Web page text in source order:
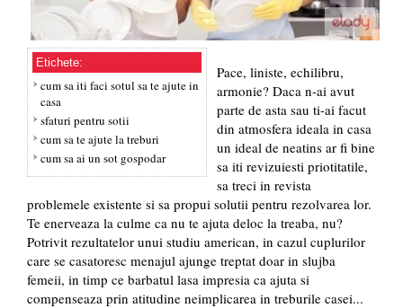
Etichete:
cum sa iti faci sotul sa te ajute in
casa
sfaturi pentru sotii
cum sa te ajute la treburi
cum sa ai un sot gospodar
Pace, liniste, echilibru,
armonie? Daca n-ai avut
parte de asta sau ti-ai facut
din atmosfera ideala in casa
un ideal de neatins ar fi bine
sa iti revizuiesti priotitatile,
sa treci in revista
problemele existente si sa propui solutii pentru rezolvarea lor.
Te enerveaza la culme ca nu te ajuta deloc la treaba, nu?
Potrivit rezultatelor unui studiu american, in cazul cuplurilor
care se casatoresc menajul ajunge treptat doar in slujba
femeii, in timp ce barbatul lasa impresia ca ajuta si
compenseaza prin atitudine neimplicarea in treburile casei...